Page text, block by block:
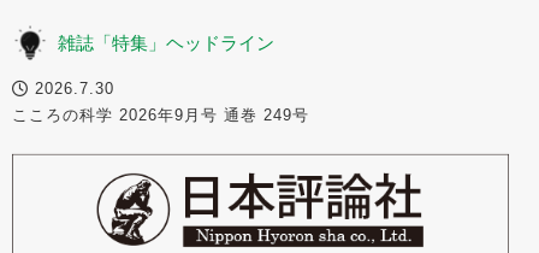
雑誌「特集」ヘッドライン
2026.7.30
こころの科学 2026年9月号 通巻 249号